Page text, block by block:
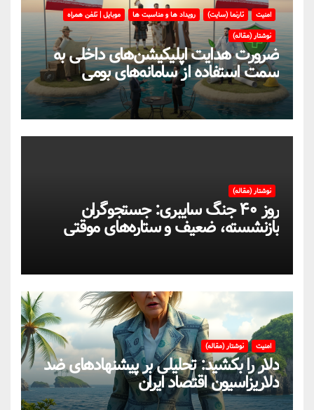
امنیت تارنما (سایت) رویداد ها و مناسبت ها
موبایل | تلفن همراه
نوشتار (مقاله)
ضرورت هدایت اپلیکیشن‌های داخلی به
سمت استفاده از سامانه‌های بومی
نوشتار (مقاله)
روز ۴۰ جنگ سایبری: جستجوگران
بازنشسته، ضعیف و ستاره‌های موقتی
ایران در بحران اینترنت!
امنیت نوشتار (مقاله)
دلار را بکشید: تحلیلی بر پیشنهادهای ضد
دلاریزاسیون اقتصاد ایران